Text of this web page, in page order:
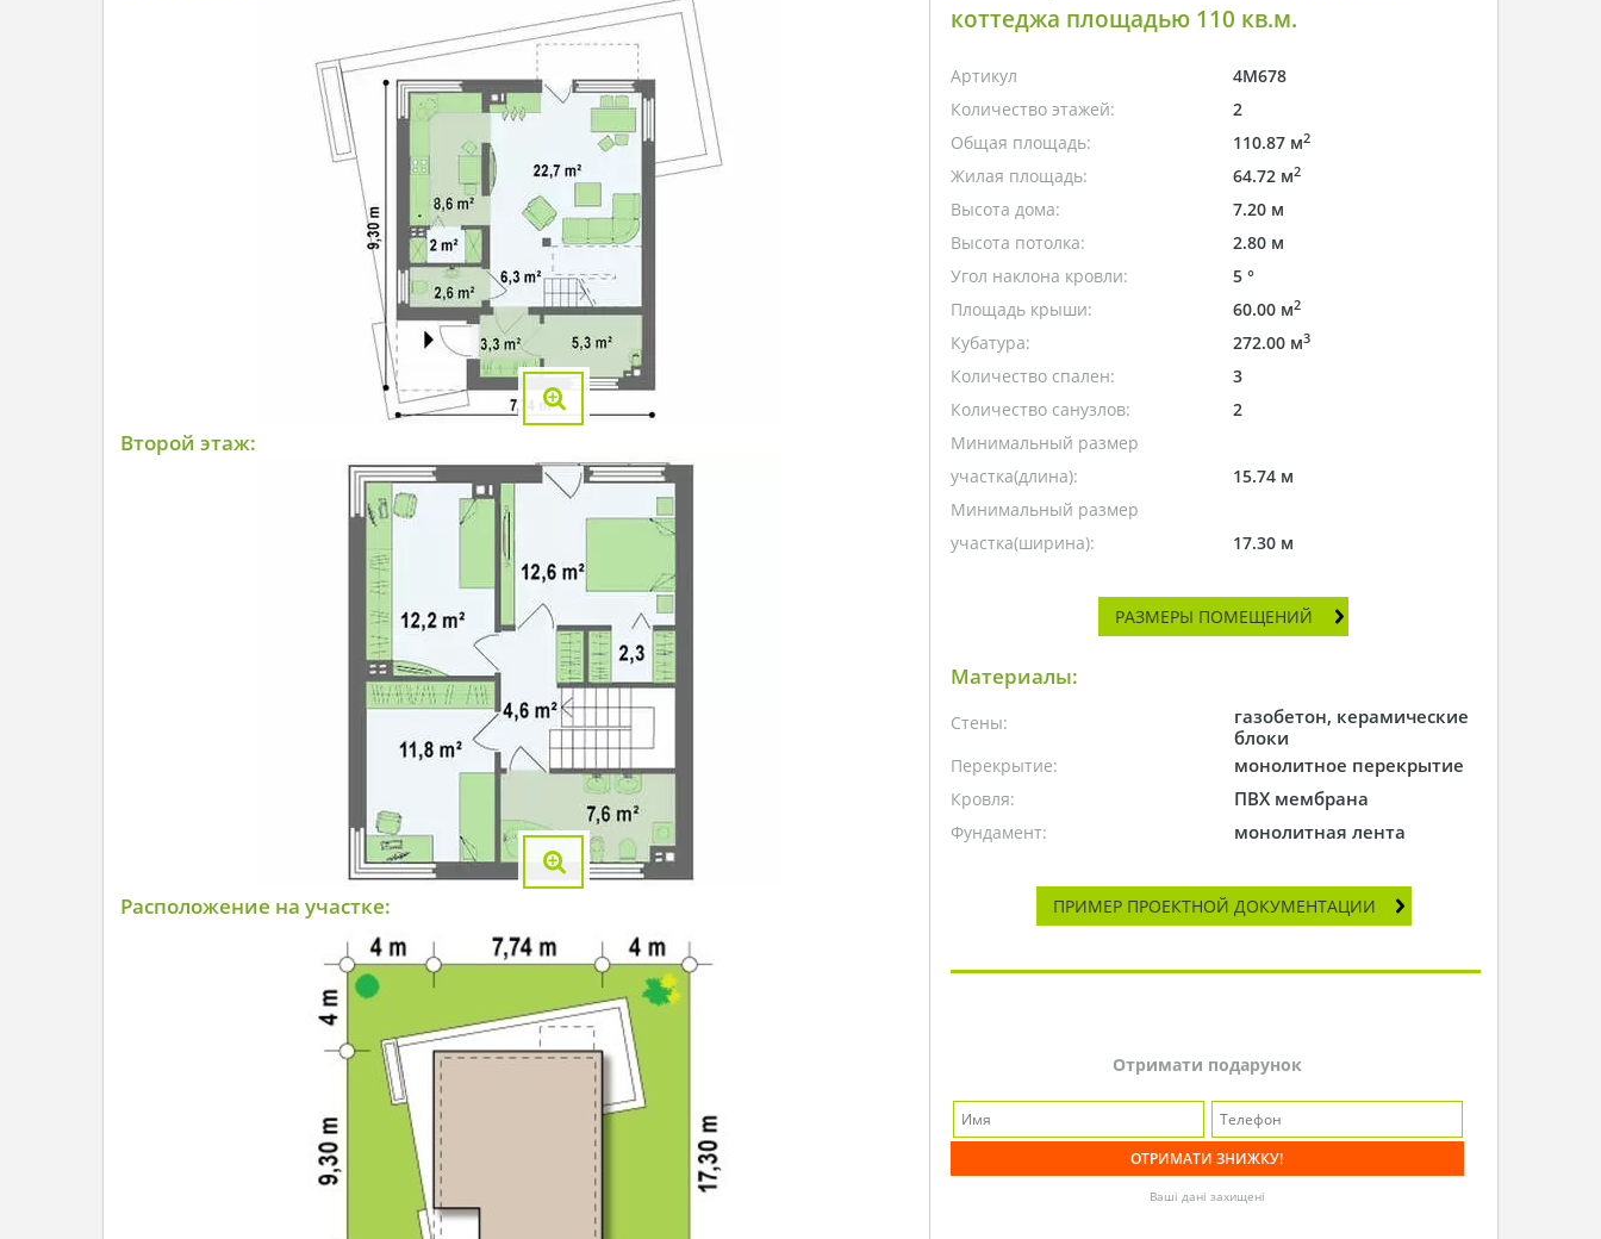
Второй этаж:
Расположение на участке:
коттеджа площадью 110 кв.м.
Артикул
4M678
Количество этажей:
2
Общая площадь:
110.87 м2
Жилая площадь: 64.72 м2
Высота дома:
7.20 м
Высота потолка:
2.80 м
Угол наклона кровли:
5 °
Площадь крыши:
60.00 м2
Кубатура: 272.00 м3
Количество спален:
3
Количество санузлов:
2
Минимальный размер
участка(длина):
15.74 м
Минимальный размер
участка(ширина):
17.30 м
РАЗМЕРЫ ПОМЕЩЕНИЙ
Материалы:
Стены:
газобетон, керамические
блоки
Перекрытие: монолитное перекрытие
Кровля: ПВХ мембрана
Фундамент: монолитная лента
ПРИМЕР ПРОЕКТНОЙ ДОКУМЕНТАЦИИ
Отримати подарунок
Ваші дані захищені